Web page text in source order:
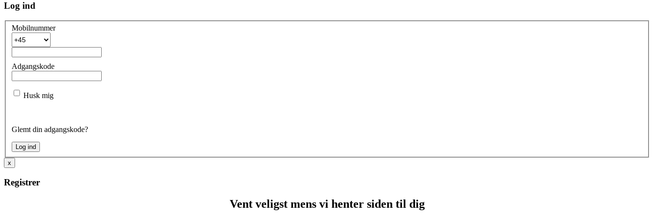
Log ind
Mobilnummer
Adgangskode
Husk mig
Glemt din adgangskode?
x
Registrer
Vent veligst mens vi henter siden til dig